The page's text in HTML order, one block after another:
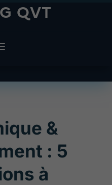
QVT
&
: 5
à